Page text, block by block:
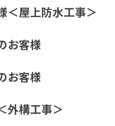
＜屋上防水工事＞
お客様
お客様
外構工事＞